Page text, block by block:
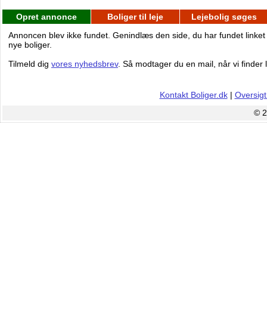
Opret annonce Boliger til leje
Lejebolig søges
Annoncen blev ikke fundet. Genindlæs den side, du har fundet
nye boliger.
Tilmeld dig vores nyhedsbrev. Så modtager du en mail, når vi
Kontakt Boliger.dk|
©